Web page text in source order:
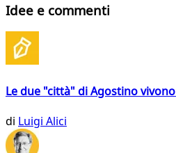
Idee e commenti
Le due "città" di Agostino
di Luigi Alici